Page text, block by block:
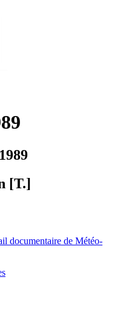
[T.]
documentaire de Météo-